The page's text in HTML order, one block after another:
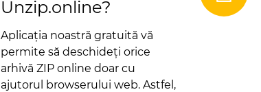
Unzip.online?
Aplicația noastră gratuită vă
permite să deschideți orice
arhivă ZIP online doar cu
ajutorul browserului web. Astfel,